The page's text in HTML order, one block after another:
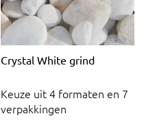
Crystal White grind
Keuze uit 4 formaten en 7
verpakkingen